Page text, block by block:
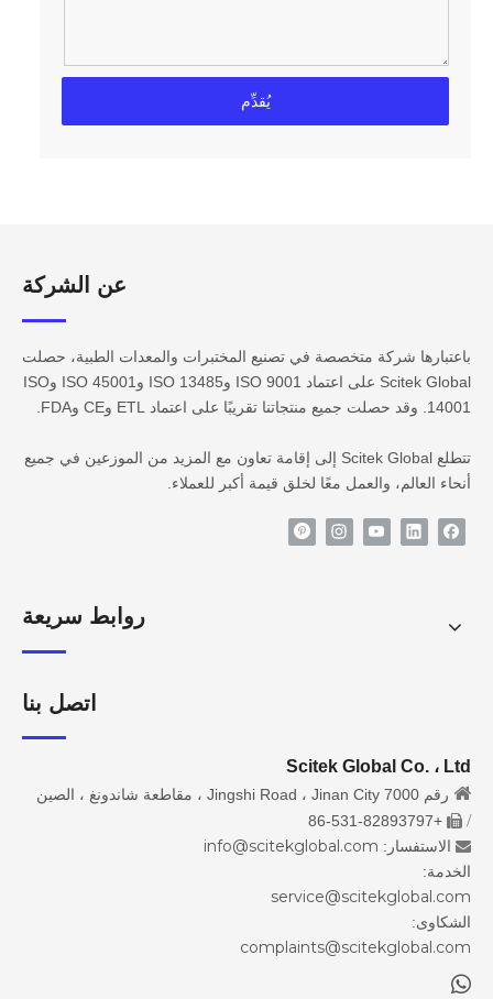
يُقدِّم
عن الشركة​​​​​​
باعتبارها شركة متخصصة في تصنيع المختبرات والمعدات الطبية، حصلت
Scitek Global على اعتماد ISO 9001 وISO 13485 وISO 45001 وISO
14001. وقد حصلت جميع منتجاتنا تقريبًا على اعتماد ETL وCE وFDA.
تتطلع Scitek Global إلى إقامة تعاون مع المزيد من الموزعين في جميع
أنحاء العالم، والعمل معًا لخلق قيمة أكبر للعملاء.
روابط سريعة
اتصل بنا
Scitek Global Co. ، Ltd
 رقم 7000 Jingshi Road ، Jinan City ، مقاطعة شاندونغ ، الصين
/

+86-531-82893797
 الاستفسار: info@scitekglobal.com
الخدمة:
service@scitekglobal.com
الشكاوى:
complaints@scitekglobal.com
